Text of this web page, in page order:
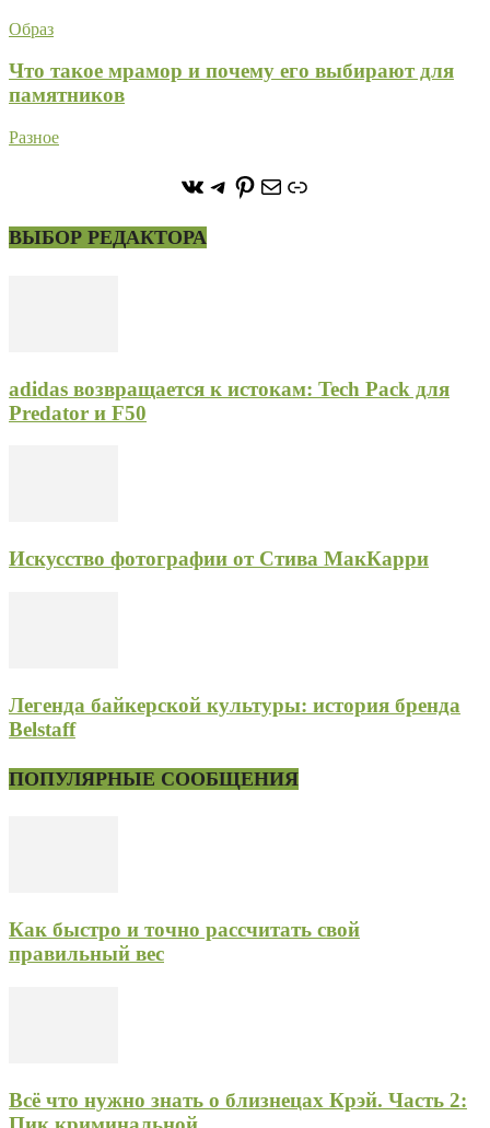
Образ
Что такое мрамор и почему его выбирают для
памятников
Разное
https://vk.com/
https://t.me/stoneforest
https://
ПочтаСсылка
ВЫБОР РЕДАКТОРА
adidas возвращается к истокам: Tech Pack для
Predator и F50
Искусство фотографии от Стива МакКарри
Легенда байкерской культуры: история бренда
Belstaff
ПОПУЛЯРНЫЕ СООБЩЕНИЯ
Как быстро и точно рассчитать свой
правильный вес
Всё что нужно знать о близнецах Крэй. Часть 2: